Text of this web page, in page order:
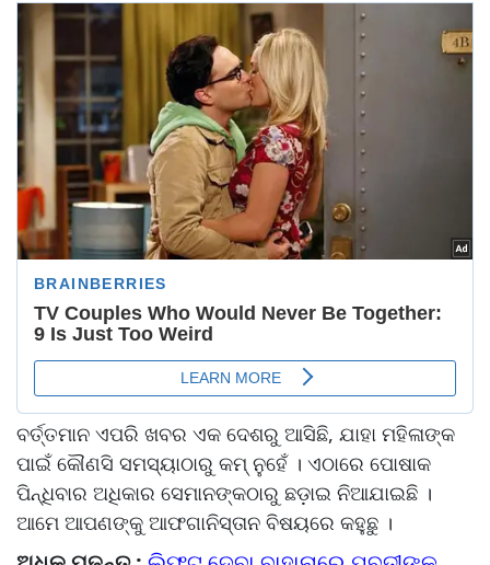
ବର୍ତ୍ତମାନ ଏପରି ଖବର ଏକ ଦେଶରୁ ଆସିଛି, ଯାହା ମହିଳାଙ୍କ
ପାଇଁ କୌଣସି ସମସ୍ୟାଠାରୁ କମ୍ ନୁହେଁ । ଏଠାରେ ପୋଷାକ
ପିନ୍ଧିବାର ଅଧିକାର ସେମାନଙ୍କଠାରୁ ଛଡ଼ାଇ ନିଆଯାଇଛି ।
ଆମେ ଆପଣଙ୍କୁ ଆଫଗାନିସ୍ତାନ ବିଷୟରେ କହୁଛୁ ।